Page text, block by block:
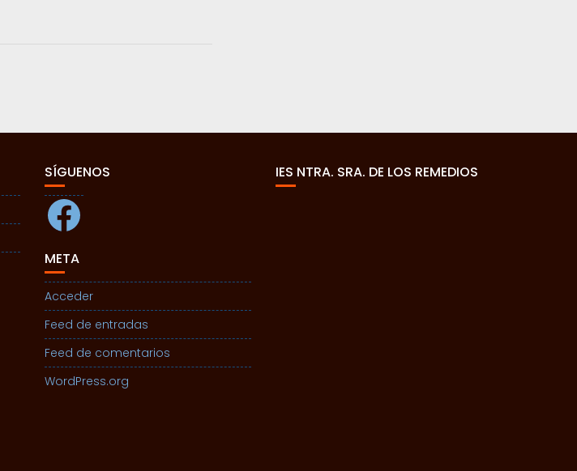
SÍGUENOS
Facebook
META
Acceder
Feed de entradas
Feed de comentarios
WordPress.org
IES NTRA. SRA. DE LOS REMEDIOS